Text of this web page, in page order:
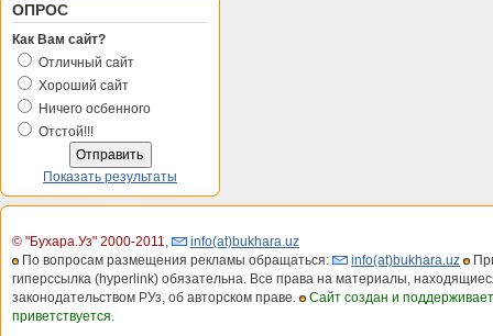
ОПРОС
Как Вам сайт?
Отличный сайт
Хороший сайт
Ничего осбенного
Отстой!!!
Показать результаты
© "Бухара.Уз" 2000-2011,
info(at)bukhara.uz
По вопросам размещения рекламы обращаться:
info(at)bukhara.uz
гиперссылка (hyperlink) обязательна. Все права на материалы,
законодательством РУз, об авторском праве.
Сайт создан и
приветствуется.